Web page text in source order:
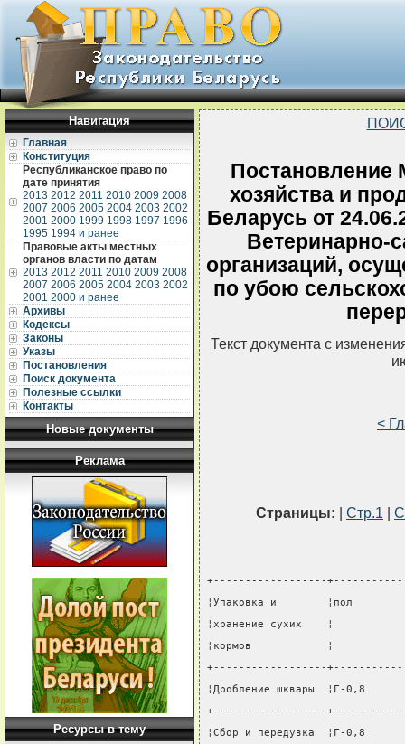
Навигация
Главная
Конституция
Республиканское право по
дате принятия
2013 2012 2011 2010 2009 2008
2007 2006 2005 2004 2003 2002
2001 2000 1999 1998 1997 1996
1995 1994 и ранее
Правовые акты местных
органов власти по датам
2013 2012 2011 2010 2009 2008
2007 2006 2005 2004 2003 2002
2001 2000 и ранее
Архивы
Кодексы
Законы
Указы
Постановления
Поиск документа
Полезные ссылки
Контакты
Новые документы
Реклама
Ресурсы в тему
Постановление
хозяйства и
Беларусь от
Ветеринарно-
организаций,
по убою
Текст документа с
<
Страницы: Стр.1
+------------------
¦Упаковка и        ¦пол
¦хранение сухих    ¦
¦кормов            ¦
+------------------
¦Дробление шквары  ¦Г-
+------------------
¦Сбор и передувка  ¦Г-